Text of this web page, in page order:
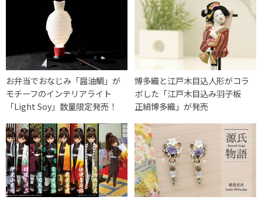
お弁当でおなじみ「醤油鯛」が
モチーフのインテリアライト
「Light Soy」数量限定発売！
博多織と江戸木目込人形がコラ
ボした「江戸木目込み羽子板
正絹博多織」が発売